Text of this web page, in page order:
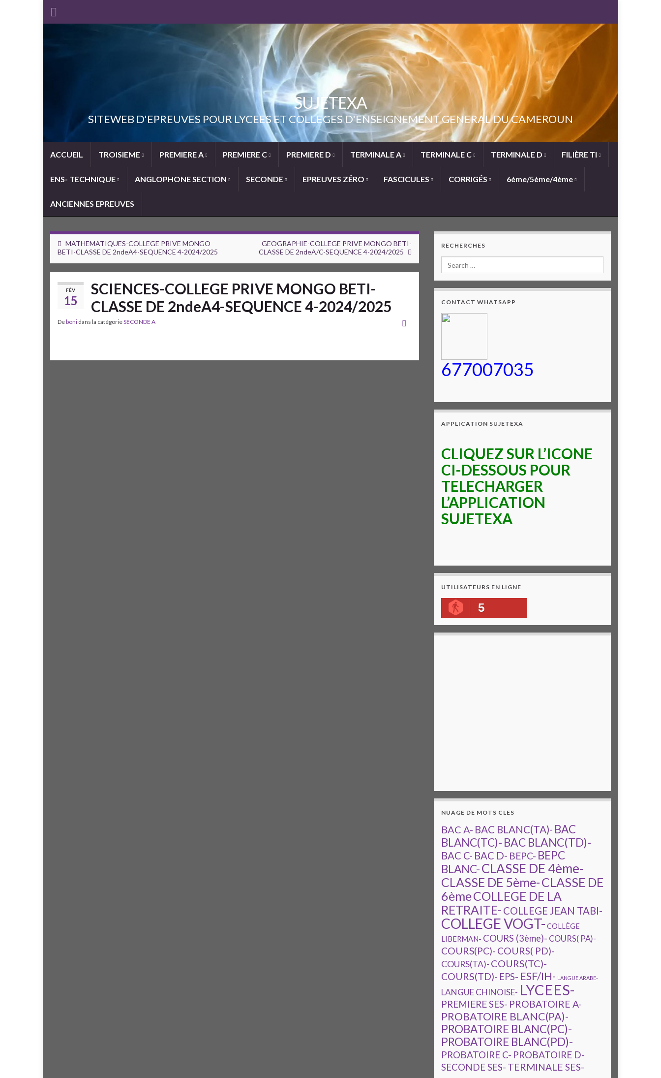
SUJETEXA
SITEWEB D'EPREUVES POUR LYCEES ET COLLEGES D'ENSEIGNEMENT GENERAL DU CAMEROUN
ACCUEIL TROISIEME PREMIERE A PREMIERE C PREMIERE D TERMINALE A TERMINALE C TERMINALE D FILIÈRE TI
ENS- TECHNIQUE ANGLOPHONE SECTION SECONDE EPREUVES ZÉRO FASCICULES CORRIGÉS 6ème/5ème/4ème
ANCIENNES EPREUVES
MATHEMATIQUES-COLLEGE PRIVE MONGO
BETI-CLASSE DE 2ndeA4-SEQUENCE 4-2024/2025
GEOGRAPHIE-COLLEGE PRIVE MONGO BETI-
CLASSE DE 2ndeA/C-SEQUENCE 4-2024/2025
FÉV
15
SCIENCES-COLLEGE PRIVE MONGO BETI-
CLASSE DE 2ndeA4-SEQUENCE 4-2024/2025
Deboni dans la catégorieSECONDE A
RECHERCHES
CONTACT WHATSAPP
677007035
APPLICATION SUJETEXA
CLIQUEZ SUR L’ICONE
CI-DESSOUS POUR
TELECHARGER
L’APPLICATION
SUJETEXA
UTILISATEURS EN LIGNE
5
NUAGE DE MOTS CLES
BAC A- BAC BLANC(TA)- BAC
BLANC(TC)- BAC BLANC(TD)-
BAC C- BAC D- BEPC- BEPC
BLANC-CLASSE DE 4ème-
CLASSE DE 5ème-CLASSE DE
6èmeCOLLEGE DE LA
RETRAITE- COLLEGE JEAN TABI-
COLLEGE VOGT- COLLÈGE
LIBERMAN- COURS (3ème)- COURS( PA)-
COURS(PC)- COURS( PD)-
COURS(TA)- COURS(TC)-
COURS(TD)- EPS- ESF/IH- LANGUE ARABE-
LANGUE CHINOISE- LYCEES-
PREMIERE SES- PROBATOIRE A-
PROBATOIRE BLANC(PA)-
PROBATOIRE BLANC(PC)-
PROBATOIRE BLANC(PD)-
PROBATOIRE C- PROBATOIRE D-
SECONDE SES- TERMINALE SES-